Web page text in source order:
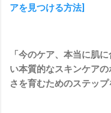
アを見つける方法]
「今のケア、本当に肌
い本質的なスキンケア
さを育むためのステッ